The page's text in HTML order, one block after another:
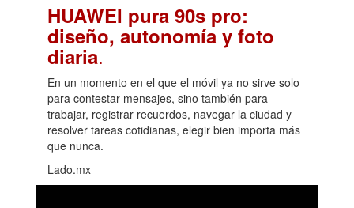
HUAWEI pura 90s pro:
diseño, autonomía y foto
diaria.
En un momento en el que el móvil ya no sirve solo
para contestar mensajes, sino también para
trabajar, registrar recuerdos, navegar la ciudad y
resolver tareas cotidianas, elegir bien importa más
que nunca.
Lado.mx